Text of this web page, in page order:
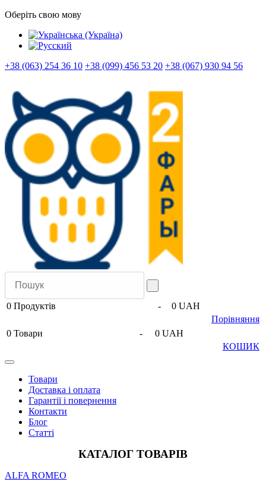
Оберіть свою мову
+38 (063) 254 36 10 +38 (099) 456 53 20 +38 (067) 930 94 56
0 Продуктів -
0 UAH
Порівняння
0 Товари -
0 UAH
КОШИК
Товари
Доставка і оплата
Гарантії і повернення
Контакти
Блог
Статті
КАТАЛОГ ТОВАРІВ
ALFA ROMEO